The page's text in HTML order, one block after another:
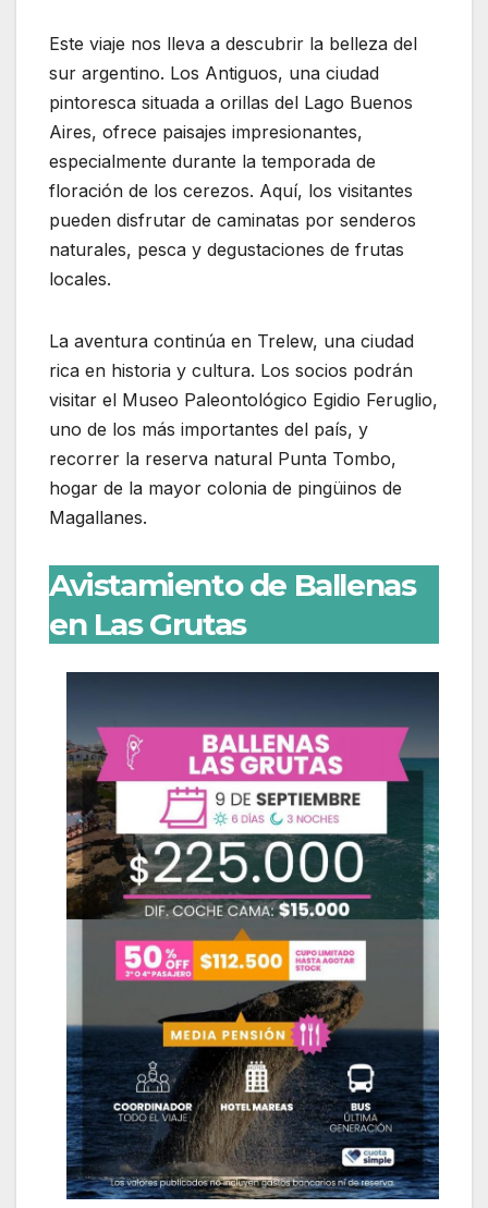
Este viaje nos lleva a descubrir la belleza del
sur argentino. Los Antiguos, una ciudad
pintoresca situada a orillas del Lago Buenos
Aires, ofrece paisajes impresionantes,
especialmente durante la temporada de
floración de los cerezos. Aquí, los visitantes
pueden disfrutar de caminatas por senderos
naturales, pesca y degustaciones de frutas
locales.
La aventura continúa en Trelew, una ciudad
rica en historia y cultura. Los socios podrán
visitar el Museo Paleontológico Egidio Feruglio,
uno de los más importantes del país, y
recorrer la reserva natural Punta Tombo,
hogar de la mayor colonia de pingüinos de
Magallanes.
Avistamiento de Ballenas
en Las Grutas